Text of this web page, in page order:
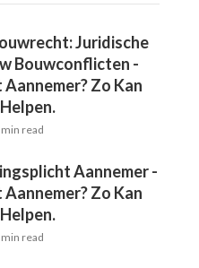
Juridische
Bouwconflicten -
Zo Kan
min read
Aannemer -
Zo Kan
read